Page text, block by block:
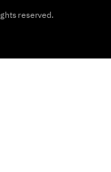
reserved.